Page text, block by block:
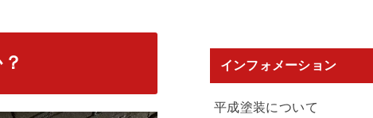
インフォメーション
平成塗装について